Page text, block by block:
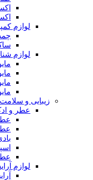
لوازم
لوازم شنا
زیبایی و سلامت
عطر و
لوازم